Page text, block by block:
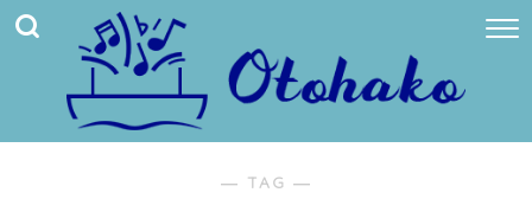
― TAG ―